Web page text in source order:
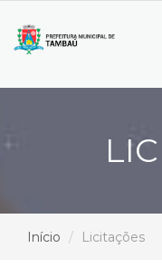
Início Licitações